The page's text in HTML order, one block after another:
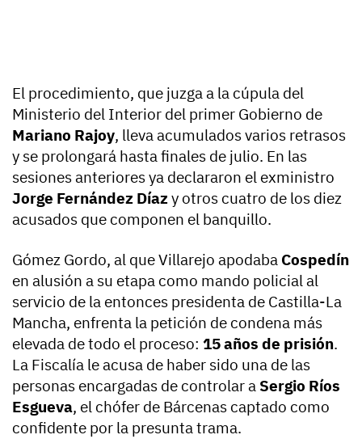
El procedimiento, que juzga a la cúpula del
Ministerio del Interior del primer Gobierno de
Mariano Rajoy, lleva acumulados varios retrasos
y se prolongará hasta finales de julio. En las
sesiones anteriores ya declararon el exministro
Jorge Fernández Díazy otros cuatro de los diez
acusados que componen el banquillo.
Gómez Gordo, al que Villarejo apodaba Cospedín
en alusión a su etapa como mando policial al
servicio de la entonces presidenta de Castilla-La
Mancha, enfrenta la petición de condena más
elevada de todo el proceso: 15 años de prisión.
La Fiscalía le acusa de haber sido una de las
personas encargadas de controlar a Sergio Ríos
Esgueva, el chófer de Bárcenas captado como
confidente por la presunta trama.